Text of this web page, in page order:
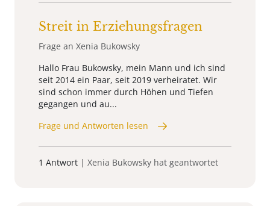
Streit in Erziehungsfragen
Frage an Xenia Bukowsky
Hallo Frau Bukowsky, mein Mann und ich sind
seit 2014 ein Paar, seit 2019 verheiratet. Wir
sind schon immer durch Höhen und Tiefen
gegangen und au...
Frage und Antworten lesen
1 Antwort | Xenia Bukowsky hat geantwortet